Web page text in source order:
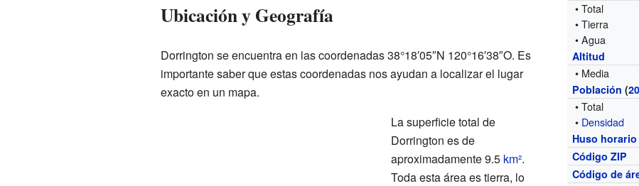
• Total
• Tierra
• Agua
Altitud
• Media
Población (
• Total
• Densidad
Huso horario
Código ZIP
Código de
Ubicación y Geografía
Dorrington se encuentra en las coordenadas 38°18′05″N 120°16′38″O. Es
importante saber que estas coordenadas nos ayudan a localizar el lugar
exacto en un mapa.
La superficie total de
Dorrington es de
aproximadamente 9.5 km².
Toda esta área es tierra, lo